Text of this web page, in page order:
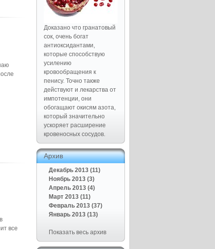
Доказано что гранатовый
сок, очень богат
антиоксидантами,
которые способствую
усилению
кровообращения к
пенису. Точно также
действуют и лекарства от
импотенции, они
обогащают окисям азота,
который значительно
ускоряет расширение
кровеносных сосудов.
Архив
Декабрь 2013 (11)
Ноябрь 2013 (3)
Апрель 2013 (4)
Март 2013 (11)
Февраль 2013 (37)
Январь 2013 (13)
Показать весь архив
все